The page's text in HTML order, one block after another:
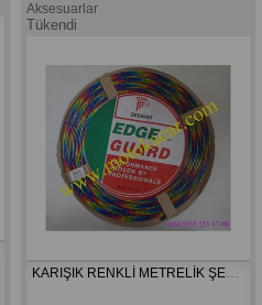
Aksesuarlar
Tükendi
KARIŞIK RENKLİ METRELİK ŞERİT